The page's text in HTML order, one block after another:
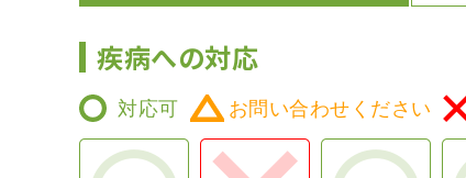
疾病への対応
対応可 お問い合わせください